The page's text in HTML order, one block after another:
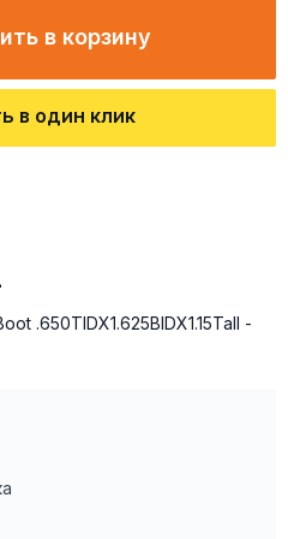
в корзину
в один клик
.650TIDX1.625BIDX1.15Tall -